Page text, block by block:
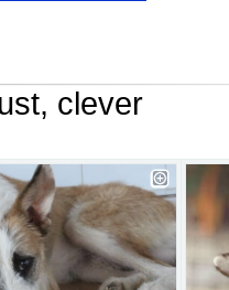
clever